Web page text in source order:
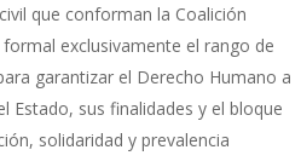
que conforman la Coalición
exclusivamente el rango de
garantizar el Derecho Humano a
Estado, sus finalidades y el bloque
solidaridad y prevalencia